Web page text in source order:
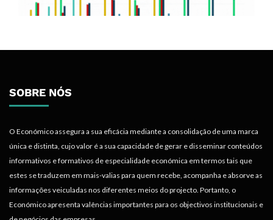
SOBRE NÓS
O Económico assegura a sua eficácia mediante a consolidação de uma marca
única e distinta, cujo valor é a sua capacidade de gerar e disseminar conteúdos
informativos e formativos de especialidade económica em termos tais que
estes se traduzem em mais-valias para quem recebe, acompanha e absorve as
informações veiculadas nos diferentes meios do projecto. Portanto, o
Económico apresenta valências importantes para os objectivos institucionais e